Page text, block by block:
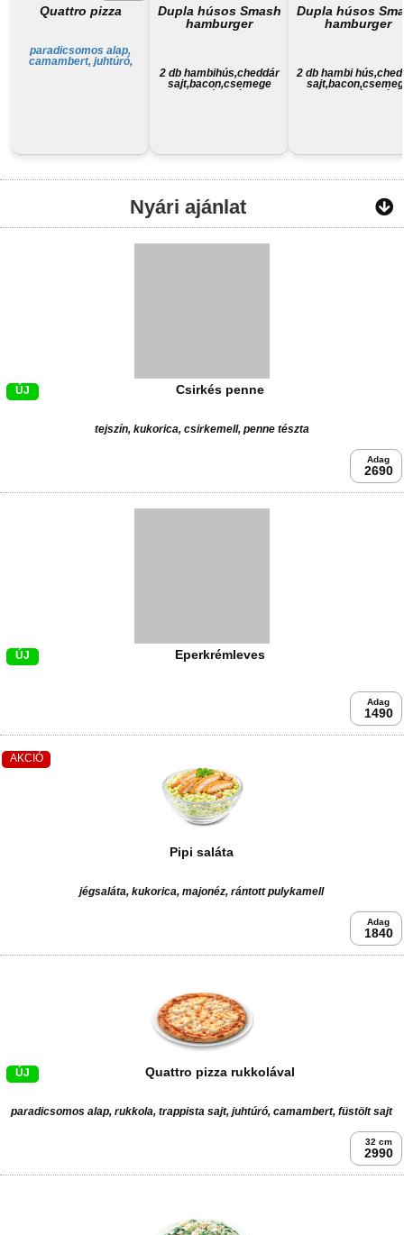
Quattro pizza
paradicsomos alap,
camambert, juhtúró,
Dupla húsos Smash
hamburger
2 db hambihús,cheddár
sajt,bacon,csemege
Dupla húsos
hamburger
2 db hambi
Nyári ajánlat
ÚJ Csirkés penne
tejszín, kukorica, csirkemell, penne tészta
Adag
2690
ÚJ Eperkrémleves
Adag
1490
AKCIÓ
Pipi saláta
jégsaláta, kukorica, majonéz, rántott pulykamell
Adag
1840
ÚJ Quattro pizza rukkolával
paradicsomos alap, rukkola, trappista sajt, juhtúró, camambert, füstölt sajt
32 cm
2990